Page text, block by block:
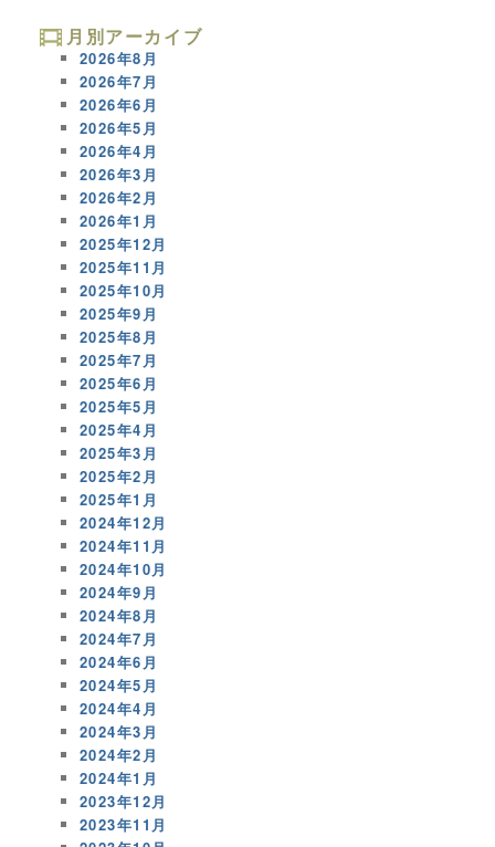
月別アーカイブ
2026年8月
2026年7月
2026年6月
2026年5月
2026年4月
2026年3月
2026年2月
2026年1月
2025年12月
2025年11月
2025年10月
2025年9月
2025年8月
2025年7月
2025年6月
2025年5月
2025年4月
2025年3月
2025年2月
2025年1月
2024年12月
2024年11月
2024年10月
2024年9月
2024年8月
2024年7月
2024年6月
2024年5月
2024年4月
2024年3月
2024年2月
2024年1月
2023年12月
2023年11月